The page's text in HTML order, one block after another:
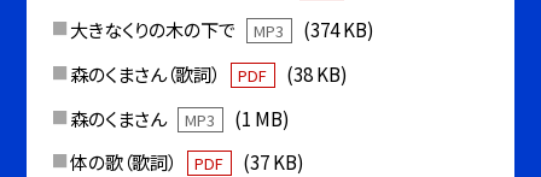
大きなくりの木の下で
MP3
(374 KB)
森のくまさん（歌詞）
PDF
(38 KB)
森のくまさん
MP3
(1 MB)
体の歌（歌詞）
PDF
(37 KB)